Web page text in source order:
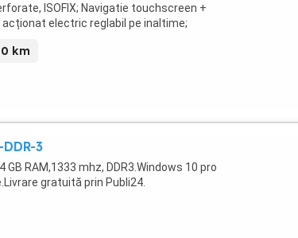
ISOFIX; Navigatie touchscreen +
acționat electric reglabil pe inaltime;
km
3
GB RAM,1333 mhz, DDR3.Windows 10 pro
gratuită prin Publi24.